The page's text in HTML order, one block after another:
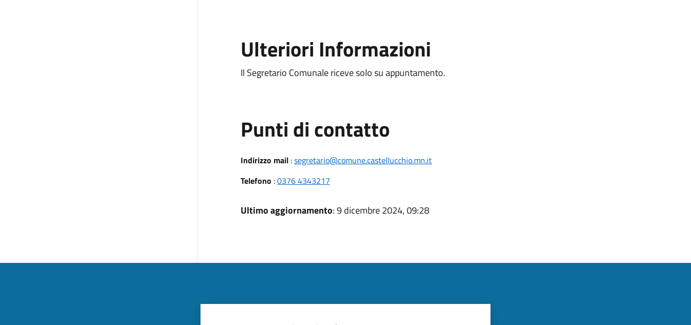
Ulteriori Informazioni
Il Segretario Comunale riceve solo su appuntamento.
Punti di contatto
Indirizzo mail:segretario@comune.castellucchio.mn.it
Telefono :0376 4343217
Ultimo aggiornamento: 9 dicembre 2024, 09:28